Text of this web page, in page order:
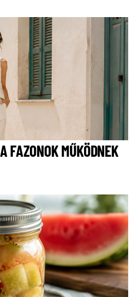
FAZONOK MŰKÖDNEK